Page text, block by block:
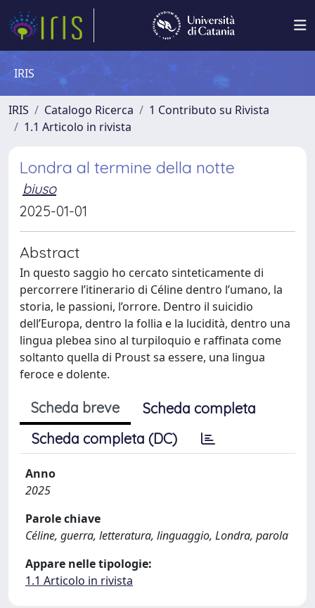
IRIS
IRIS Catalogo Ricerca
1 Contributo su Rivista
1.1 Articolo in rivista
Londra al termine della notte
biuso
2025-01-01
Abstract
In questo saggio ho cercato sinteticamente di
percorrere l’itinerario di Céline dentro l’umano, la
storia, le passioni, l’orrore. Dentro il suicidio
dell’Europa, dentro la follia e la lucidità, dentro una
lingua plebea sino al turpiloquio e raffinata come
soltanto quella di Proust sa essere, una lingua
feroce e dolente.
Scheda breve
Scheda completa
Scheda completa (DC)
Anno
2025
Parole chiave
Céline, guerra, letteratura, linguaggio, Londra, parola
Appare nelle tipologie:
1.1 Articolo in rivista